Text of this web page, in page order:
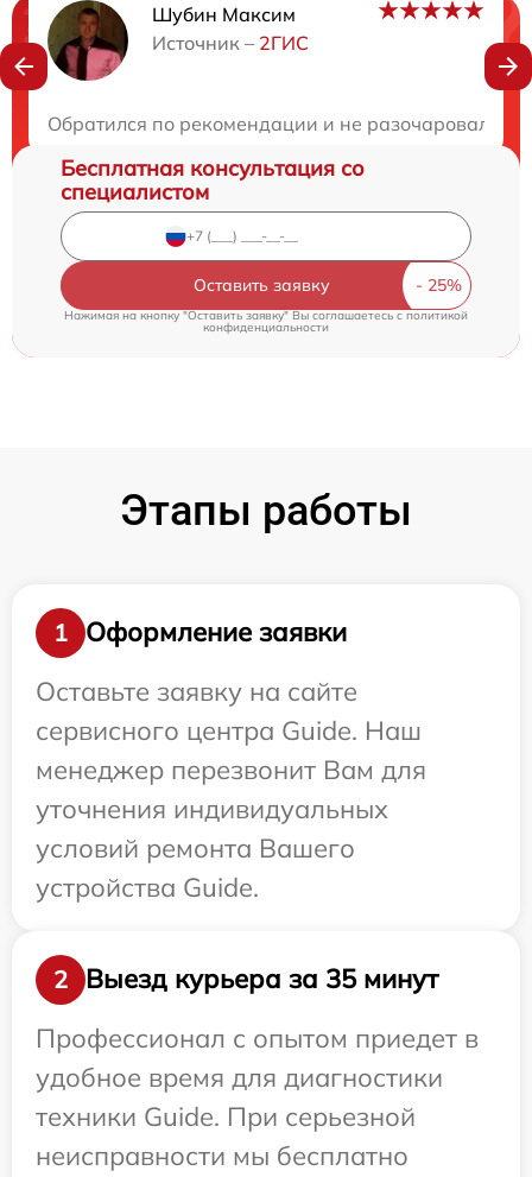
Шубин Максим
Источник – 2ГИС
Обратился по рекомендации и не разочаровался.
Нужна консультация?
Бесплатная консультация со
специалистом
Оставить заявку
Нажимая на кнопку "Оставить заявку" Вы соглашаетесь cполитикой
конфиденциальности
Этапы работы
1
Оформление заявки
Оставьте заявку на сайте
сервисного центра Guide. Наш
менеджер перезвонит Вам для
уточнения индивидуальных
условий ремонта Вашего
устройства Guide.
2
Выезд курьера за 35 минут
Профессионал с опытом приедет в
удобное время для диагностики
техники Guide. При серьезной
неисправности мы бесплатно